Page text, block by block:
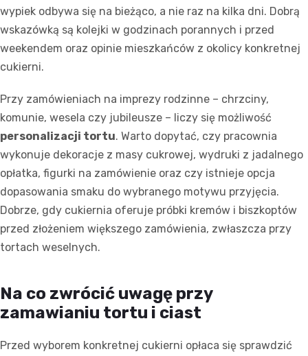
wypiek odbywa się na bieżąco, a nie raz na kilka dni. Dobrą
wskazówką są kolejki w godzinach porannych i przed
weekendem oraz opinie mieszkańców z okolicy konkretnej
cukierni.
Przy zamówieniach na imprezy rodzinne – chrzciny,
komunie, wesela czy jubileusze – liczy się możliwość
personalizacji tortu. Warto dopytać, czy pracownia
wykonuje dekoracje z masy cukrowej, wydruki z jadalnego
opłatka, figurki na zamówienie oraz czy istnieje opcja
dopasowania smaku do wybranego motywu przyjęcia.
Dobrze, gdy cukiernia oferuje próbki kremów i biszkoptów
przed złożeniem większego zamówienia, zwłaszcza przy
tortach weselnych.
Na co zwrócić uwagę przy
zamawianiu tortu i ciast
Przed wyborem konkretnej cukierni opłaca się sprawdzić